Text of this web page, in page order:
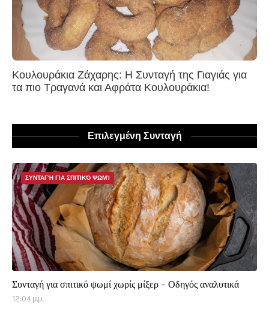
Κουλουράκια Ζάχαρης: Η Συνταγή της Γιαγιάς για
τα πιο Τραγανά και Αφράτα Κουλουράκια!
Επιλεγμένη Συνταγή
ΣΥΝΤΑΓΉ ΓΙΑ ΣΠΙΤΙΚΌ ΨΩΜΊ
Συνταγή για σπιτικό ψωμί χωρίς μίξερ - Οδηγός αναλυτικά
12:04 μ.μ.